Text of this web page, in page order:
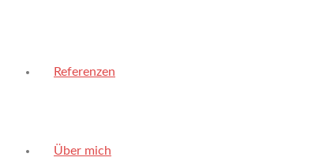
Referenzen
Über mich